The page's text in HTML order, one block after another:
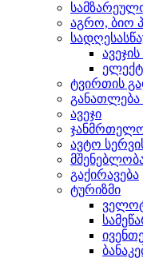
აგრო, ბიო
ტვირთის
განათლება
ავეჯი
ავტო
გაქირავება
ტურიზმი